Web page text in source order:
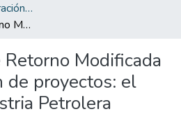
Maestría en Administración de Empresas
Tasa Interna de Retorno Modificada en la valoración de proyectos: el caso de la Industria Petrolera
Modificada
de proyectos: el
Petrolera